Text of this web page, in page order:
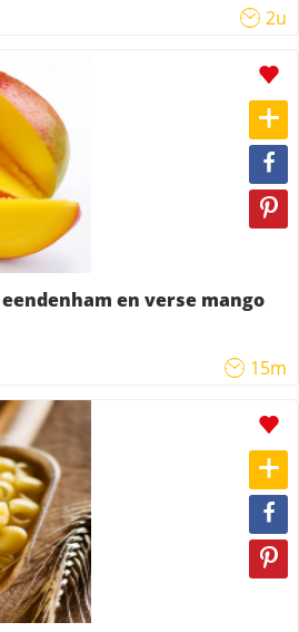
2u
en verse mango
15m